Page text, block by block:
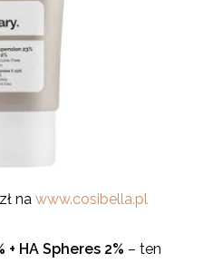
na www.cosibella.pl
HA Spheres 2% – ten